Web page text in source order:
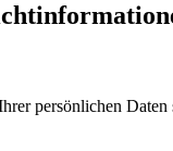
persönlichen